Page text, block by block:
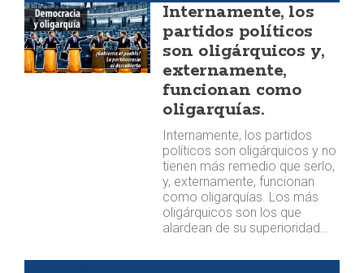
Internamente, los
partidos políticos
son oligárquicos y,
externamente,
funcionan como
oligarquías.
Internamente, los partidos
políticos son oligárquicos y no
tienen más remedio que serlo,
y, externamente, funcionan
como oligarquías. Los más
oligárquicos son los que
alardean de su superioridad…